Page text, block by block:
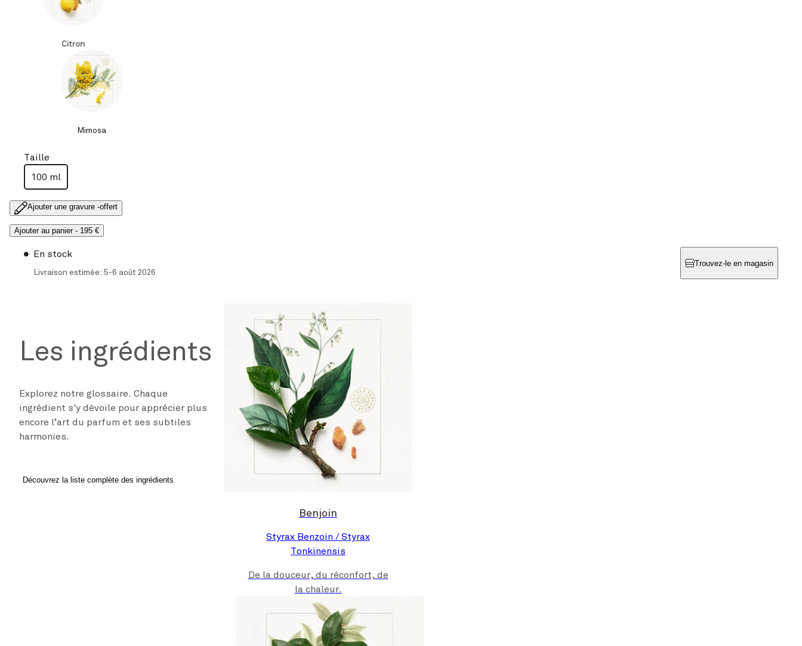
Citron
Mimosa
Taille
100 ml
Ajouter une gravure -offert
Ajouter au panier - 195 €
En stock
Livraison estimée: 5-6 août 2026
Trouvez-le en magasin
Les ingrédients
Explorez notre glossaire. Chaque
ingrédient s'y dévoile pour apprécier plus
encore l’art du parfum et ses subtiles
harmonies.
Découvrez la liste complète des ingrédients
Benjoin
Styrax Benzoin / Styrax
Tonkinensis
De la douceur, du réconfort, de
la chaleur.